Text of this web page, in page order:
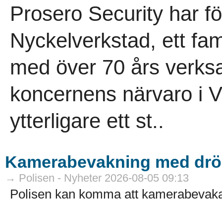
Prosero Security har
Nyckelverkstad, ett
med över 70 års
koncernens närvaro i
ytterligare ett st..
Kamerabevakning med
→ Polisen - Nyheter 2026-08-05 09:13
Polisen kan komma att